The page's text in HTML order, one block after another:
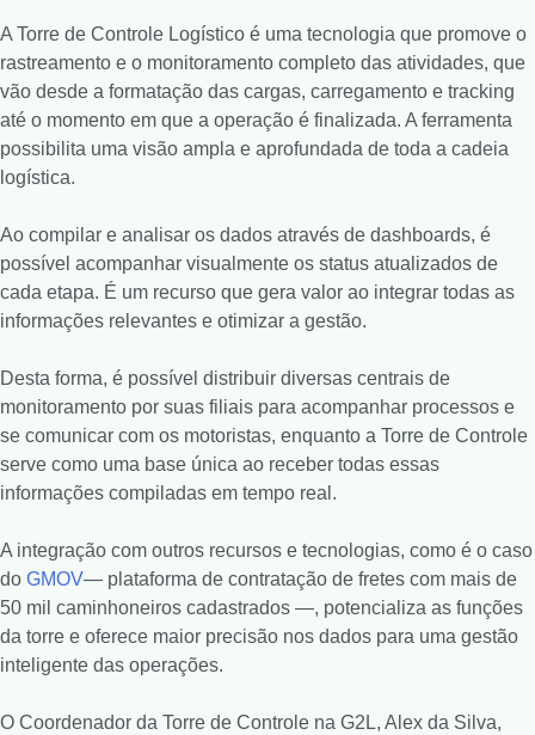
A Torre de Controle Logístico é uma tecnologia que promove o
rastreamento e o monitoramento completo das atividades, que
vão desde a formatação das cargas, carregamento e tracking
até o momento em que a operação é finalizada. A ferramenta
possibilita uma visão ampla e aprofundada de toda a cadeia
logística.
Ao compilar e analisar os dados através de dashboards, é
possível acompanhar visualmente os status atualizados de
cada etapa. É um recurso que gera valor ao integrar todas as
informações relevantes e otimizar a gestão.
Desta forma, é possível distribuir diversas centrais de
monitoramento por suas filiais para acompanhar processos e
se comunicar com os motoristas, enquanto a Torre de Controle
serve como uma base única ao receber todas essas
informações compiladas em tempo real.
A integração com outros recursos e tecnologias, como é o caso
do GMOV— plataforma de contratação de fretes com mais de
50 mil caminhoneiros cadastrados —, potencializa as funções
da torre e oferece maior precisão nos dados para uma gestão
inteligente das operações.
O Coordenador da Torre de Controle na G2L, Alex da Silva,